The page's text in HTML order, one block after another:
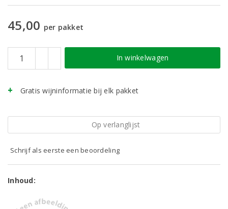
45,00 per pakket
In winkelwagen
Gratis wijninformatie bij elk pakket
Op verlanglijst
Schrijf als eerste een beoordeling
Inhoud: